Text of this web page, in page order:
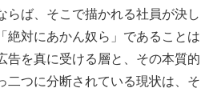
らば、そこで描かれる社員が決し
絶対にあかん奴ら」であることは
告を真に受ける層と、その本質的
二つに分断されている現状は、そ